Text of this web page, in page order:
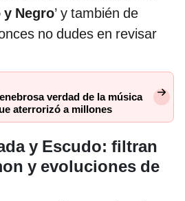
y Negro’ y también de
no dudes en revisar
verdad de la música
aterrorizó a millones
y Escudo: filtran
y evoluciones de